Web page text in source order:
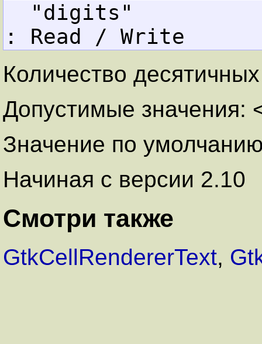
: Read / Write
Количество
Допустимые значения:
Значение по
Начиная с версии 2.10
Смотри также
GtkCellRendererText,